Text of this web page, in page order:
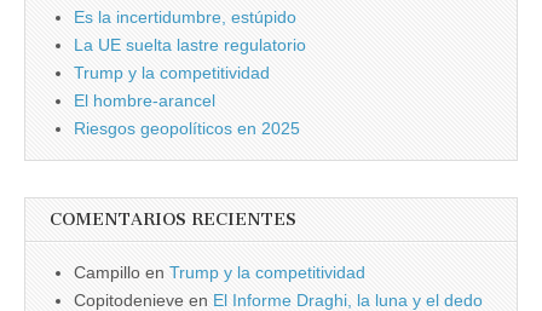
Es la incertidumbre, estúpido
La UE suelta lastre regulatorio
Trump y la competitividad
El hombre-arancel
Riesgos geopolíticos en 2025
COMENTARIOS RECIENTES
Campillo en Trump y la competitividad
Copitodenieve en El Informe Draghi, la luna y el dedo